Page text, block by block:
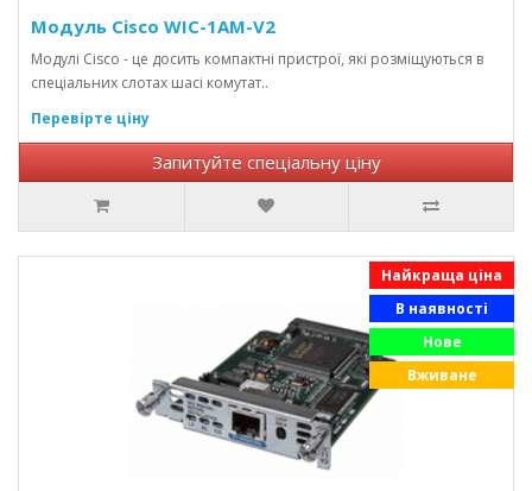
Модуль Cisco WIC-1AM-V2
Модулі Cisco - це досить компактні пристрої, які розміщуються в
спеціальних слотах шасі комутат..
Перевірте ціну
Запитуйте спеціальну ціну
Найкраща ціна
В наявності
Нове
Вживане